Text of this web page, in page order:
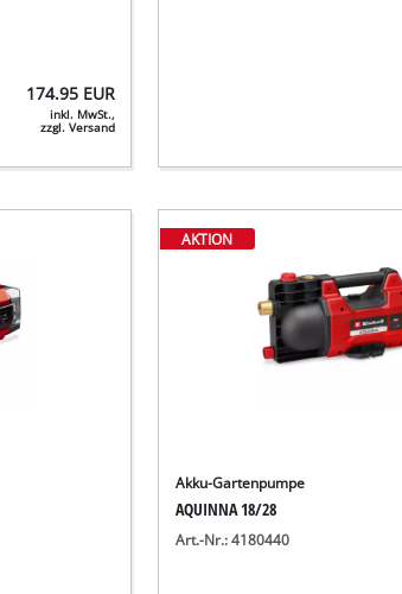
174.95 EUR
inkl. MwSt.,
zzgl. Versand
AKTION
Akku-Gartenpumpe
AQUINNA 18/28
Art.-Nr.: 4180440